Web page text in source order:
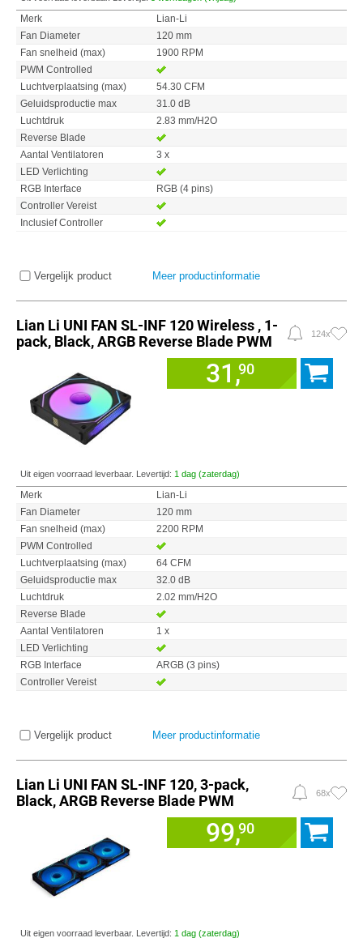
Merk
Lian-Li
Fan Diameter
120 mm
Fan snelheid (max)
1900 RPM
PWM Controlled
Luchtverplaatsing (max)
54.30 CFM
Geluidsproductie max
31.0 dB
Luchtdruk
2.83 mm/H2O
Reverse Blade
Aantal Ventilatoren
3 x
LED Verlichting
RGB Interface
RGB (4 pins)
Controller Vereist
Inclusief Controller
Vergelijk product Meer productinformatie
Lian Li UNI FAN SL-INF 120 Wireless , 1-
pack, Black, ARGB Reverse Blade PWM
124x
31,90
Uit eigen voorraad leverbaar. Levertijd: 1 dag (zaterdag)
Merk
Lian-Li
Fan Diameter
120 mm
Fan snelheid (max)
2200 RPM
PWM Controlled
Luchtverplaatsing (max)
64 CFM
Geluidsproductie max
32.0 dB
Luchtdruk
2.02 mm/H2O
Reverse Blade
Aantal Ventilatoren
1 x
LED Verlichting
RGB Interface
ARGB (3 pins)
Controller Vereist
Vergelijk product Meer productinformatie
Lian Li UNI FAN SL-INF 120, 3-pack,
Black, ARGB Reverse Blade PWM
68x
99,90
Uit eigen voorraad leverbaar. Levertijd: 1 dag (zaterdag)